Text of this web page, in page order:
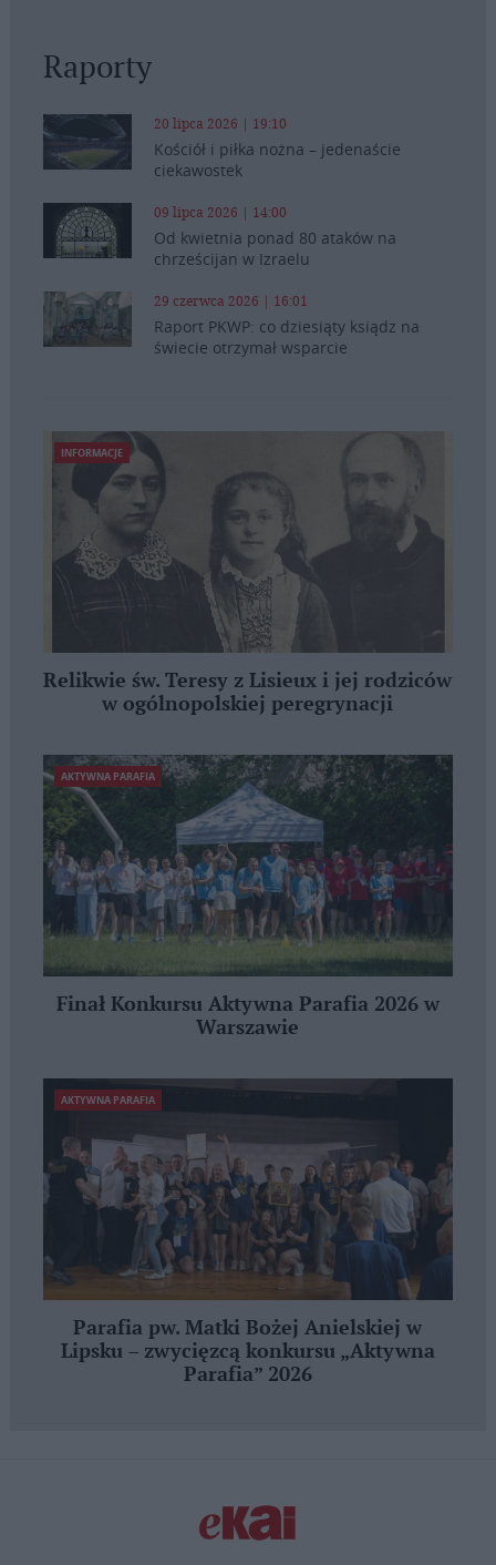
Raporty
20 lipca 2026 | 19:10
Kościół i piłka nożna – jedenaście
ciekawostek
09 lipca 2026 | 14:00
Od kwietnia ponad 80 ataków na
chrześcijan w Izraelu
29 czerwca 2026 | 16:01
Raport PKWP: co dziesiąty ksiądz na
świecie otrzymał wsparcie
INFORMACJE
Relikwie św. Teresy z Lisieux i jej rodziców
w ogólnopolskiej peregrynacji
AKTYWNA PARAFIA
Finał Konkursu Aktywna Parafia 2026 w
Warszawie
AKTYWNA PARAFIA
Parafia pw. Matki Bożej Anielskiej w
Lipsku – zwycięzcą konkursu „Aktywna
Parafia” 2026